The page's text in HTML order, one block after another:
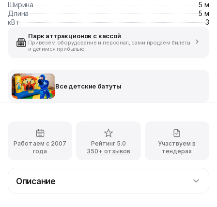
Ширина
5 м
Длина
5 м
кВт
3
Парк аттракционов с кассой
Привезём оборудование и персонал, сами продаём билеты
и делимся прибылью
Все детские батуты
Работаем с 2007
года
Рейтинг 5.0
350+ отзывов
Участвуем в
тендерах
Описание